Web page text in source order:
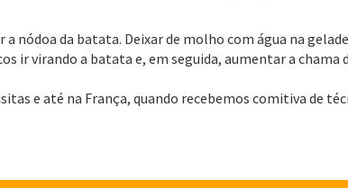
nódoa da batata. Deixar de molho com água na
ir virando a batata e, em seguida, aumentar a
e até na França, quando recebemos comitiva de